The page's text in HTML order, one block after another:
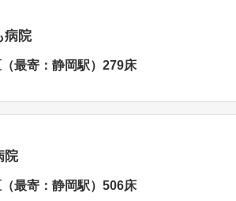
病院
最寄：静岡駅）279床
院
最寄：静岡駅）506床